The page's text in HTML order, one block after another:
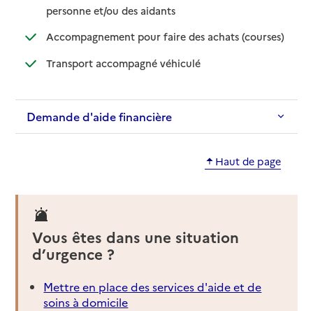
personne et/ou des aidants: disponible
: non disponible
Accompagnement pour faire des achats (courses)
:
: non
Transport accompagné véhiculé: disponible
: non disponible
Demande d'aide financière
Haut de page
Vous êtes dans une situation
d’urgence ?
Mettre en place des services d'aide et de
soins à domicile